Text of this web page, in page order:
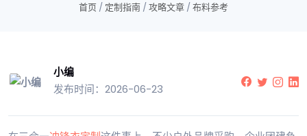
首页 / 定制指南 / 攻略文章 / 布料参考
小编
发布时间：2026-06-23